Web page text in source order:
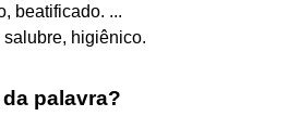
beatificado. ...
higiênico.
palavra?